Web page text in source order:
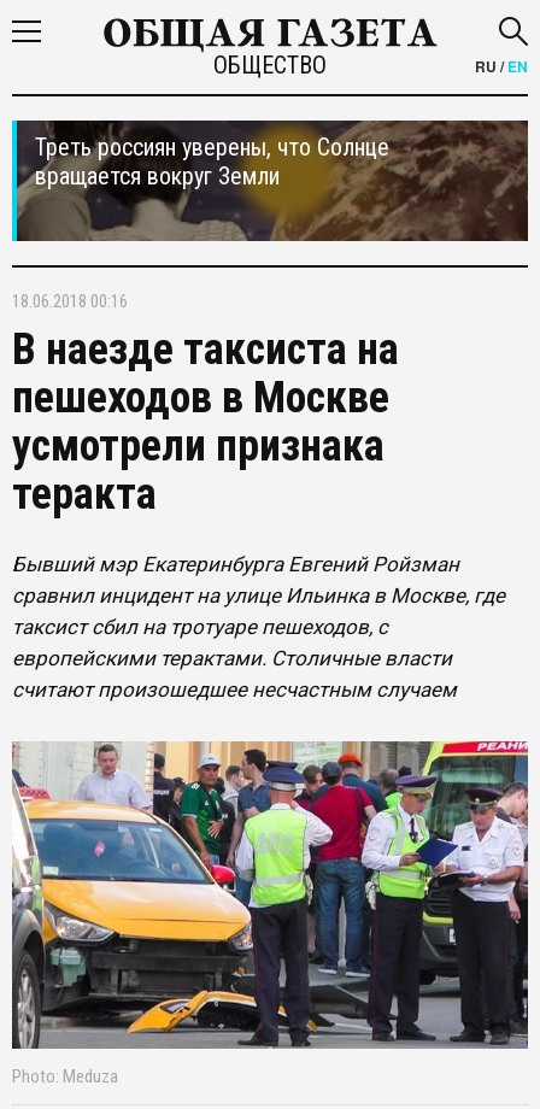
ОБЩЕСТВО RU /EN
Треть россиян уверены, что Солнце
вращается вокруг Земли
18.06.2018 00:16
В наезде таксиста на
пешеходов в Москве
усмотрели признака
теракта
Бывший мэр Екатеринбурга Евгений Ройзман
сравнил инцидент на улице Ильинка в Москве, где
таксист сбил на тротуаре пешеходов, с
европейскими терактами. Столичные власти
считают произошедшее несчастным случаем
Photo: Meduza